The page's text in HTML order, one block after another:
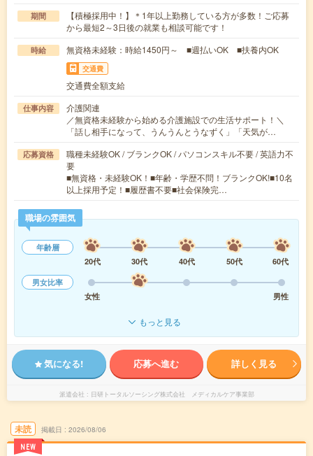
期間
【積極採用中！】＊1年以上勤務している方が多数！ご応募
から最短2～3日後の就業も相談可能です！
時給 無資格未経験：時給1450円～ ■週払いOK ■扶養内OK
交通費
交通費全額支給
仕事内容
介護関連
／無資格未経験から始める介護施設での生活サポート！＼
「話し相手になって、うんうんとうなずく」「天気が…
応募資格
職種未経験OK / ブランクOK / パソコンスキル不要 / 英語力不
要
■無資格・未経験OK！■年齢・学歴不問！ブランクOK!■10名
以上採用予定！■履歴書不要■社会保険完…
職場の雰囲気
年齢層
20代
30代 40代 50代
60代
男女比率
女性
男性
もっと見る
気になる! 応募へ進む 詳しく見る
派遣会社 日研トータルソーシング株式会社 メディカルケア事業部
未読
NEW
掲載日 2026/08/06